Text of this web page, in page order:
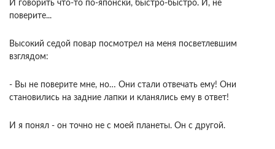
И говорить что-то по-японски, быстро-быстро. И, не
поверите...
Высокий седой повар посмотрел на меня посветлевшим
взглядом:
- Вы не поверите мне, но… Они стали отвечать ему! Они
становились на задние лапки и кланялись ему в ответ!
И я понял - он точно не с моей планеты. Он с другой.